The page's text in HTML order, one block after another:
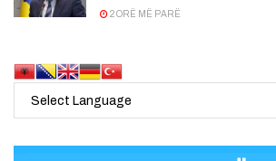
2 ORË MË PARË